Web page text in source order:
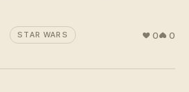
STAR WARS 0 0